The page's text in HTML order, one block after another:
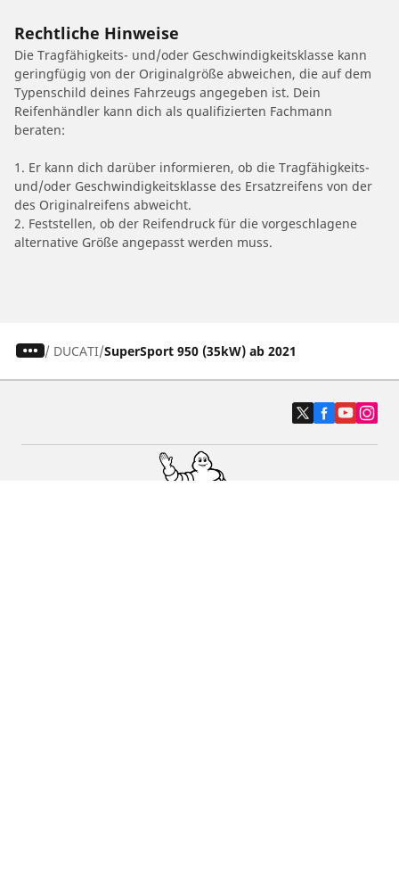
Rechtliche Hinweise
Die Tragfähigkeits- und/oder Geschwindigkeitsklasse kann
geringfügig von der Originalgröße abweichen, die auf dem
Typenschild deines Fahrzeugs angegeben ist. Dein
Reifenhändler kann dich als qualifizierten Fachmann
beraten:
1. Er kann dich darüber informieren, ob die Tragfähigkeits-
und/oder Geschwindigkeitsklasse des Ersatzreifens von der
des Originalreifens abweicht.
2. Feststellen, ob der Reifendruck für die vorgeschlagene
alternative Größe angepasst werden muss.
/ DUCATI SuperSport 950 (35kW) ab 2021